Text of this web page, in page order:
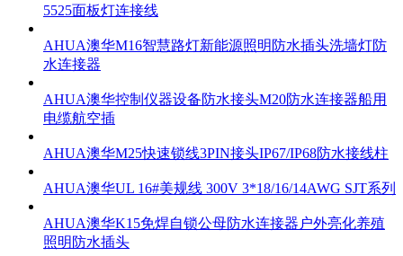
5525面板灯连接线
AHUA澳华M16智慧路灯新能源照明防水插头洗墙灯防
水连接器
AHUA澳华控制仪器设备防水接头M20防水连接器船用
电缆航空插
AHUA澳华M25快速锁线3PIN接头IP67/IP68防水接线柱
AHUA澳华UL 16#美规线 300V 3*18/16/14AWG SJT系列
AHUA澳华K15免焊自锁公母防水连接器户外亮化养殖
照明防水插头